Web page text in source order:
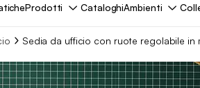
Prodotti CataloghiAmbienti
Sedia da ufficio con ruote regolabile in